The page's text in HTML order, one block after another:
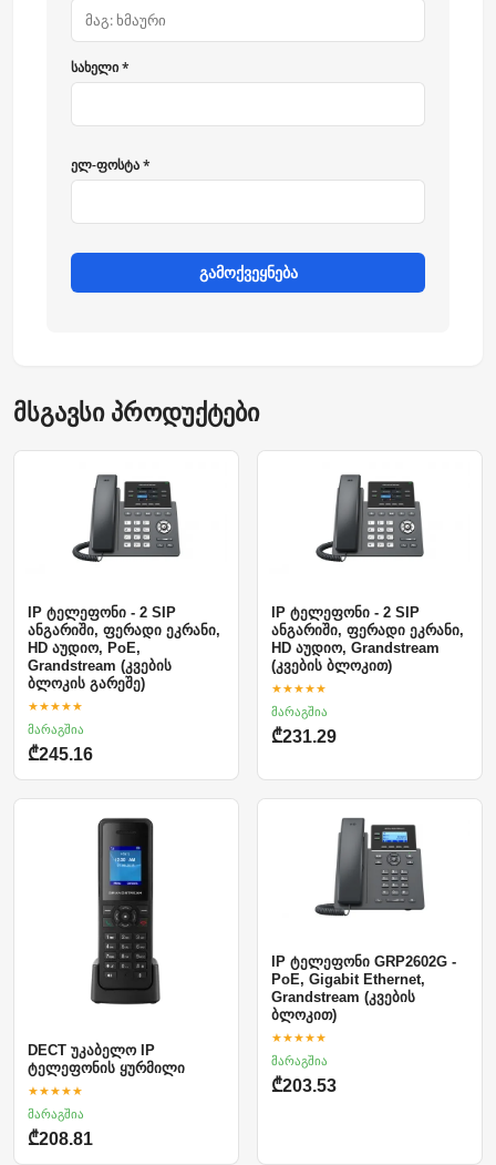
სახელი *
ელ-ფოსტა *
გამოქვეყნება
მსგავსი პროდუქტები
IP ტელეფონი - 2 SIP
ანგარიში, ფერადი ეკრანი,
HD აუდიო, PoE,
Grandstream (კვების
ბლოკის გარეშე)
★★★★★
მარაგშია
₾245.16
IP ტელეფონი - 2 SIP
ანგარიში, ფერადი ეკრანი,
HD აუდიო, Grandstream
(კვების ბლოკით)
★★★★★
მარაგშია
₾231.29
DECT უკაბელო IP
ტელეფონის ყურმილი
★★★★★
მარაგშია
₾208.81
IP ტელეფონი GRP2602G -
PoE, Gigabit Ethernet,
Grandstream (კვების
ბლოკით)
★★★★★
მარაგშია
₾203.53